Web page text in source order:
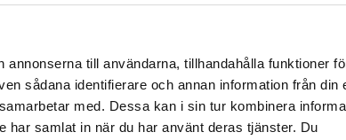
till användarna, tillhandahålla funktioner
sådana identifierare och annan information från din
med. Dessa kan i sin tur kombinera
har samlat in när du har använt deras tjänster. Du
Pau D'Arco te
ALPHA PLUS
alk.8,92 € 11,89€
Pukka
PUKKA
4,90